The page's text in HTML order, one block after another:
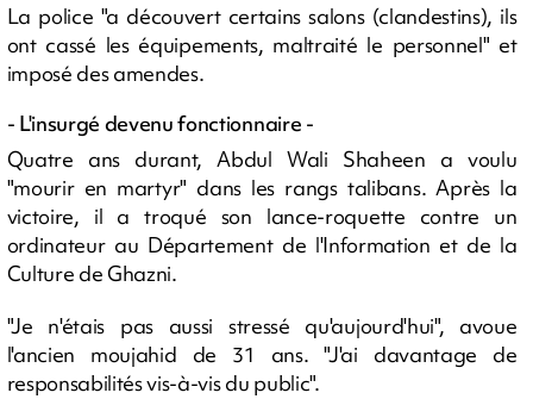
La police "a découvert certains salons (clandestins), ils
ont cassé les équipements, maltraité le personnel" et
imposé des amendes.
- L'insurgé devenu fonctionnaire -
Quatre ans durant, Abdul Wali Shaheen a voulu
"mourir en martyr" dans les rangs talibans. Après la
victoire, il a troqué son lance-roquette contre un
ordinateur au Département de l'Information et de la
Culture de Ghazni.
"Je n'étais pas aussi stressé qu'aujourd'hui", avoue
l'ancien moujahid de 31 ans. "J'ai davantage de
responsabilités vis-à-vis du public".